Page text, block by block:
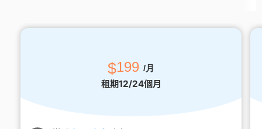
$199 /月
租期12/24個月